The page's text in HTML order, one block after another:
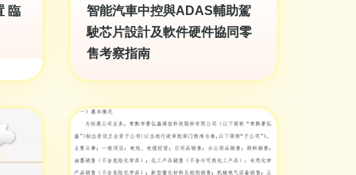
臨
智能汽車中控與ADAS輔助駕
駛芯片設計及軟件硬件協同零
售考察指南